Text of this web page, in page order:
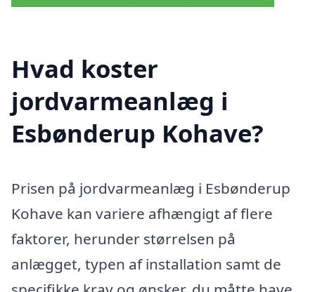
Hvad koster
jordvarmeanlæg i
Esbønderup Kohave?
Prisen på jordvarmeanlæg i Esbønderup
Kohave kan variere afhængigt af flere
faktorer, herunder størrelsen på
anlægget, typen af installation samt de